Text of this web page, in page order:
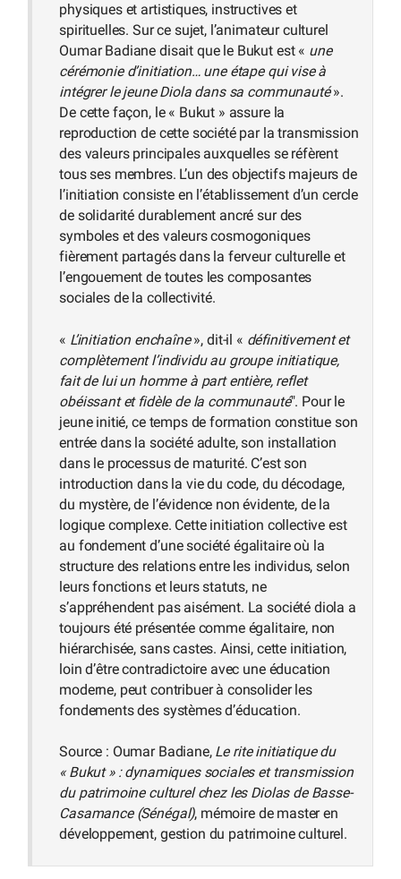
physiques et artistiques, instructives et
spirituelles. Sur ce sujet, l’animateur culturel
Oumar Badiane disait que le Bukut est « une
cérémonie d’initiation… une étape qui vise à
intégrer le jeune Diola dans sa communauté».
De cette façon, le « Bukut » assure la
reproduction de cette société par la transmission
des valeurs principales auxquelles se réfèrent
tous ses membres. L’un des objectifs majeurs de
l’initiation consiste en l’établissement d’un cercle
de solidarité durablement ancré sur des
symboles et des valeurs cosmogoniques
fièrement partagés dans la ferveur culturelle et
l’engouement de toutes les composantes
sociales de la collectivité.
« L’initiation enchaîne», dit-il « définitivement et
complètement l’individu au groupe initiatique,
fait de lui un homme à part entière, reflet
obéissant et fidèle de la communauté". Pour le
jeune initié, ce temps de formation constitue son
entrée dans la société adulte, son installation
dans le processus de maturité. C’est son
introduction dans la vie du code, du décodage,
du mystère, de l’évidence non évidente, de la
logique complexe. Cette initiation collective est
au fondement d’une société égalitaire où la
structure des relations entre les individus, selon
leurs fonctions et leurs statuts, ne
s’appréhendent pas aisément. La société diola a
toujours été présentée comme égalitaire, non
hiérarchisée, sans castes. Ainsi, cette initiation,
loin d’être contradictoire avec une éducation
moderne, peut contribuer à consolider les
fondements des systèmes d’éducation.
Source : Oumar Badiane, Le rite initiatique du
« Bukut » : dynamiques sociales et transmission
du patrimoine culturel chez les Diolas de Basse-
Casamance (Sénégal), mémoire de master en
développement, gestion du patrimoine culturel.